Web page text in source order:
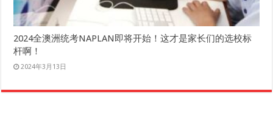
2024全澳洲统考NAPLAN即将开始！这才是家长们的选校标
杆啊！
2024年3月13日